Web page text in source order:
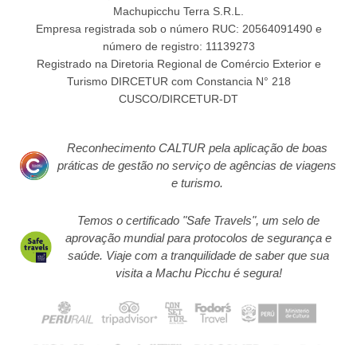
Machupicchu Terra S.R.L.
Empresa registrada sob o número RUC: 20564091490 e
número de registro: 11139273
Registrado na Diretoria Regional de Comércio Exterior e
Turismo DIRCETUR com Constancia N° 218
CUSCO/DIRCETUR-DT
Reconhecimento CALTUR pela aplicação de boas
práticas de gestão no serviço de agências de viagens
e turismo.
Temos o certificado "Safe Travels", um selo de
aprovação mundial para protocolos de segurança e
saúde. Viaje com a tranquilidade de saber que sua
visita a Machu Picchu é segura!